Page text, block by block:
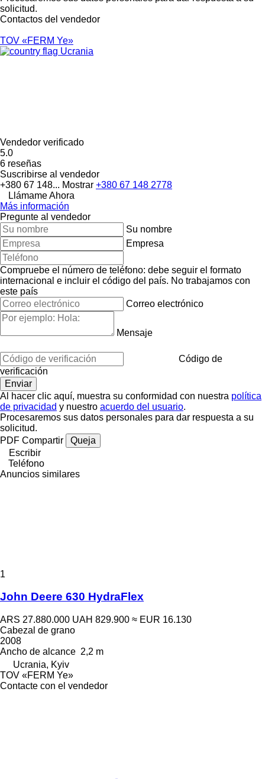
solicitud.
Contactos del vendedor
TOV «FERM Ye»
Ucrania
Vendedor verificado
5.0
6 reseñas
Suscribirse al vendedor
+380 67 148... Mostrar +380 67 148 2778
Llámame Ahora
Más información
Pregunte al vendedor
Su nombre
Empresa
Compruebe el número de teléfono: debe seguir el formato
internacional e incluir el código del país. No trabajamos con
este país
Correo electrónico
Mensaje
Código de
verificación
Al hacer clic aquí, muestra su conformidad con nuestra política
de privacidad y nuestro acuerdo del usuario.
Procesaremos sus datos personales para dar respuesta a su
solicitud.
PDF Compartir
Queja
Escribir
Teléfono
Anuncios similares
1
John Deere 630 HydraFlex
ARS 27.880.000 UAH 829.900 ≈ EUR 16.130
Cabezal de grano
2008
Ancho de alcance 2,2 m
Ucrania, Kyiv
TOV «FERM Ye»
Contacte con el vendedor